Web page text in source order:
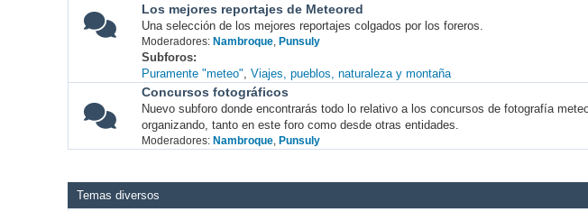
Los mejores reportajes de Meteored
Una selección de los mejores reportajes colgados por los foreros.
Moderadores: Nambroque, Punsuly
Subforos
Puramente "meteo" Viajes, pueblos, naturaleza y montaña
Concursos fotográficos
Nuevo subforo donde encontrarás todo lo relativo a los concursos de fotografía
organizando, tanto en este foro como desde otras entidades.
Moderadores: Nambroque, Punsuly
Temas diversos